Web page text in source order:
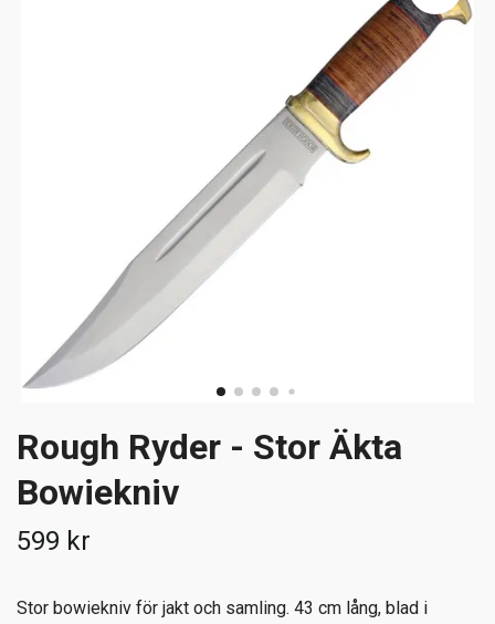
Rough Ryder - Stor Äkta
Bowiekniv
599 kr
Stor bowiekniv för jakt och samling. 43 cm lång, blad i